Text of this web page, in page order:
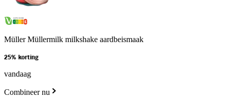
Müller Müllermilk milkshake aardbeismaak
25% korting
vandaag
Combineer nu